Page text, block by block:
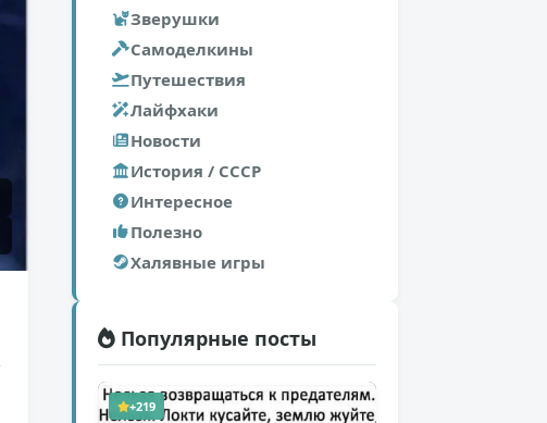
Зверушки
Самоделкины
Путешествия
Лайфхаки
Новости
История / СССР
Интересное
Полезно
Халявные игры
Популярные посты
+219